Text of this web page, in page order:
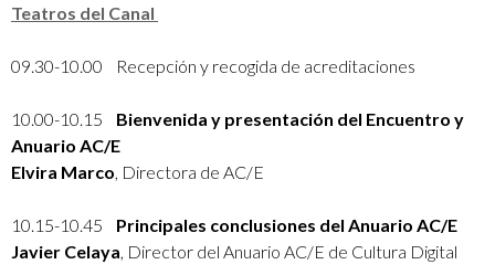
Teatros del Canal
09.30-10.00 Recepción y recogida de acreditaciones
10.00-10.15 Bienvenida y presentación del Encuentro y
Anuario AC/E
Elvira Marco , Directora de AC/E
10.15-10.45 Principales conclusiones del Anuario AC/E
Javier Celaya , Director del Anuario AC/E de Cultura Digital